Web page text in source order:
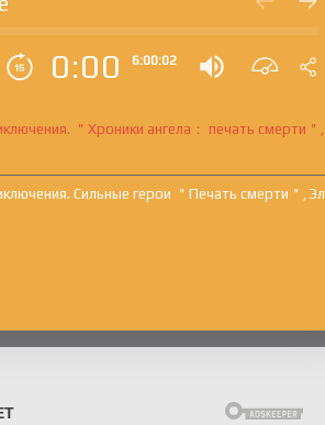
0:00 6:00:02
＂Хроники ангела： печать смерти＂
Сильные герои ＂Печать смерти＂,